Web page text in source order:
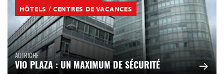
HÔTELS / CENTRES DE VACANCES
AUTRICHE
VIO PLAZA : UN MAXIMUM DE SÉCURITÉ